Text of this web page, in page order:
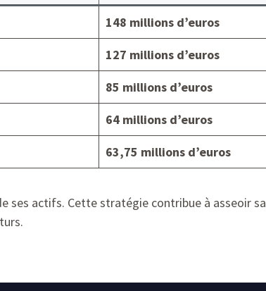
148 millions d’euros
127 millions d’euros
85 millions d’euros
64 millions d’euros
63,75 millions d’euros
ses actifs. Cette stratégie contribue à asseoir sa